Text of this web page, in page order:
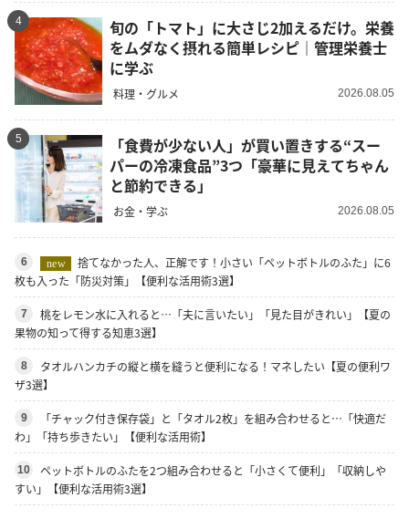
4
旬の「トマト」に大さじ2加えるだけ。栄養
をムダなく摂れる簡単レシピ｜管理栄養士
に学ぶ
料理・グルメ 2026.08.05
5
「食費が少ない人」が買い置きする“スー
パーの冷凍食品”3つ「豪華に見えてちゃん
と節約できる」
お金・学ぶ 2026.08.05
6 new
捨てなかった人、正解です！小さい「ペットボトルのふた」に6
枚も入った「防災対策」【便利な活用術3選】
7
桃をレモン水に入れると…「夫に言いたい」「見た目がきれい」【夏の
果物の知って得する知恵3選】
8
タオルハンカチの縦と横を縫うと便利になる！マネしたい【夏の便利ワ
ザ3選】
9
「チャック付き保存袋」と「タオル2枚」を組み合わせると…「快適だ
わ」「持ち歩きたい」【便利な活用術】
10
ペットボトルのふたを2つ組み合わせると「小さくて便利」「収納しや
すい」【便利な活用術3選】